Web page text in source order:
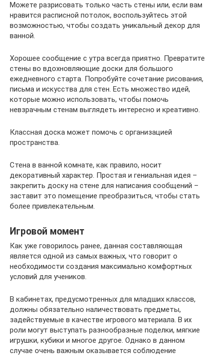
Можете разрисовать только часть стены или, если вам
нравится расписной потолок, воспользуйтесь этой
возможностью, чтобы создать уникальный декор для
ванной.
Хорошее сообщение с утра всегда приятно. Превратите
стены во вдохновляющие доски для большого
ежедневного старта. Попробуйте сочетание рисования,
письма и искусства для стен. Есть множество идей,
которые можно использовать, чтобы помочь
невзрачным стенам выглядеть интересно и креативно.
Классная доска может помочь с организацией
пространства.
Стена в ванной комнате, как правило, носит
декоративный характер. Простая и гениальная идея –
закрепить доску на стене для написания сообщений –
заставит это помещение преобразиться, чтобы стать
более привлекательным.
Игровой момент
Как уже говорилось ранее, данная составляющая
является одной из самых важных, что говорит о
необходимости создания максимально комфортных
условий для учеников.
В кабинетах, предусмотренных для младших классов,
должны обязательно наличествовать предметы,
задействуемые в качестве игрового материала. В их
роли могут выступать разнообразные поделки, мягкие
игрушки, кубики и многое другое. Однако в данном
случае очень важным оказывается соблюдение